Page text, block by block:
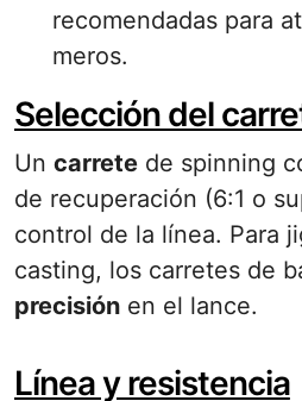
recomendadas para
meros.
Selección del
Un carrete de spinning
de recuperación (6:1 o
control de la línea. Para
casting, los carretes de
precisión en el lance.
Línea y resistencia